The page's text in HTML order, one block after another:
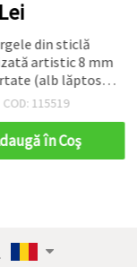
din sticlă
artistic 8 mm
(alb lăptos,
albastru), gaură 1
pentru crearea
moderne și
COD: 115519
în Coş